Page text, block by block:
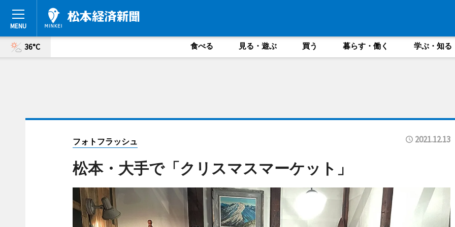
36°C 食べる 見る・遊ぶ 買う 暮らす・働く 学ぶ・知る
フォトフラッシュ 2021.12.13
松本・大手で「クリスマスマーケット」